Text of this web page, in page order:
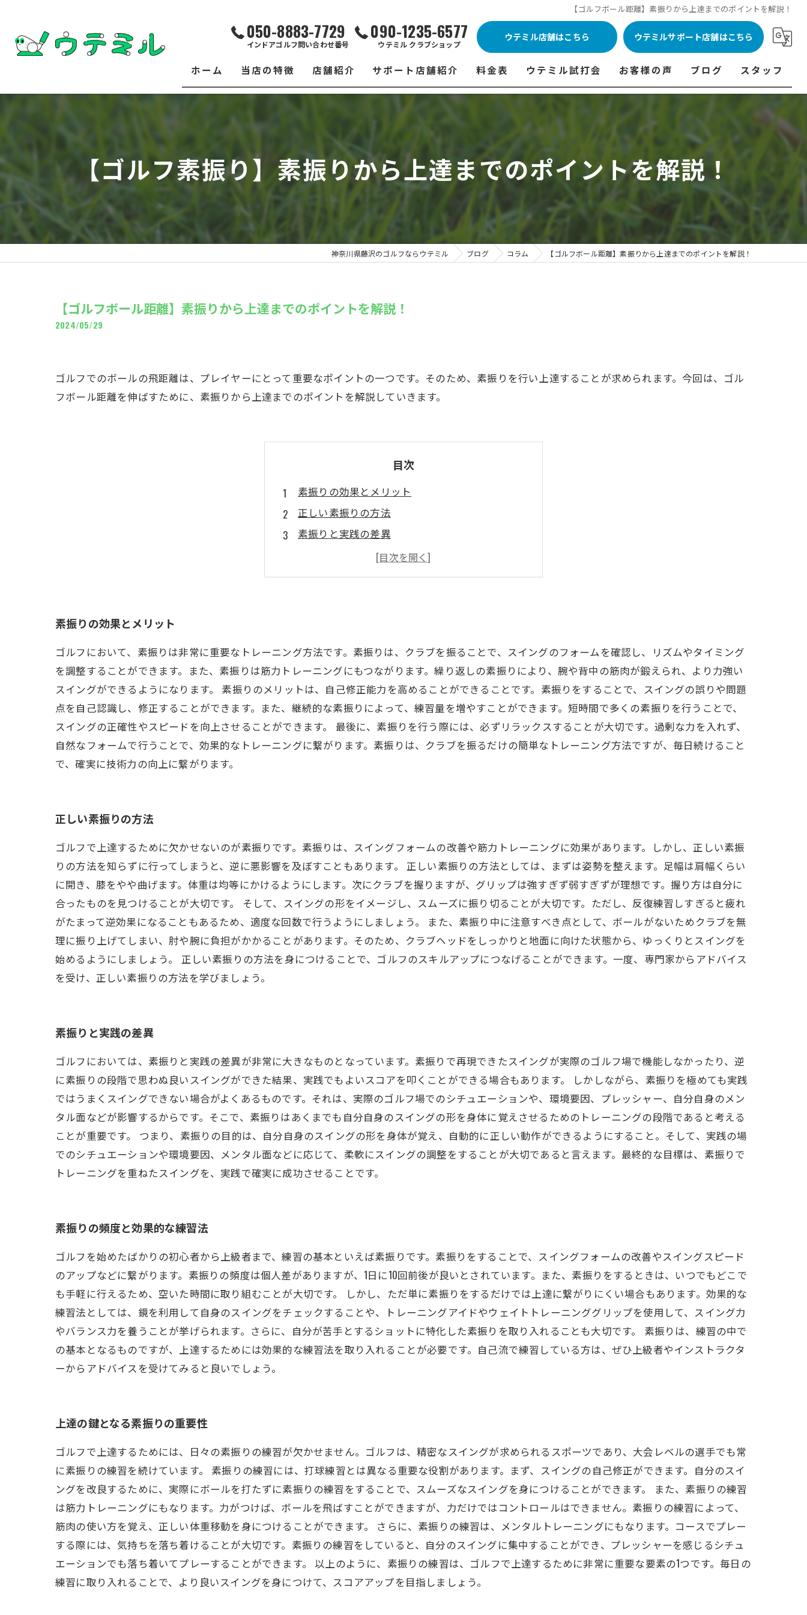
【ゴルフボール距離】素振りから上達までのポイントを解説！
050-8883-7729
インドアゴルフ問い合わせ番号
090-1235-6577
ウテミル クラブショップ
ウテミル店舗はこちら ウテミルサポート店舗はこちら
ホーム 当店の特徴
練習場
フィッティング
店舗紹介
ウテミル 浦安駅前店
市原インドアゴルフ
ウテミルスクール高崎店
サポート店舗紹介
シミュレーションゴルフ Caddy
スズヨンゴルフクラブ(SUZU4-GOLFCLUB)
料金表
浦安駅前店 料金表
市原インドアゴルフ 料金表
ウテミルスクール高崎店 料金表
サポート店舗 料金表
シミュレーションゴルフ Caddy 料金表
ウテミル試打会
ウテミル試打会とは・・・
ウテミル試打会日程
フィッテイング・試打会 商品ラインナップ一覧
よくある質問
試打会開催受付
お客様の声
フィッテイング・試打会参加者の声
ブログ スタッフ
代表あいさつ
【ゴルフ素振り】素振りから上達までのポイントを解説！
神奈川県藤沢のゴルフならウテミル ブログ コラム 【ゴルフボール距離】素振りから上達までのポイントを解説！
【ゴルフボール距離】素振りから上達までのポイントを解説！
2024/05/29
ゴルフでのボールの飛距離は、プレイヤーにとって重要なポイントの一つです。そのため、素振りを行い上達することが求められます。今回は、ゴル
フボール距離を伸ばすために、素振りから上達までのポイントを解説していきます。
目次
素振りの効果とメリット
正しい素振りの方法
素振りと実践の差異
素振りの頻度と効果的な練習法
上達の鍵となる素振りの重要性
素振りの効果とメリット
ゴルフにおいて、素振りは非常に重要なトレーニング方法です。素振りは、クラブを振ることで、スイングのフォームを確認し、リズムやタイミング
を調整することができます。また、素振りは筋力トレーニングにもつながります。繰り返しの素振りにより、腕や背中の筋肉が鍛えられ、より力強い
スイングができるようになります。 素振りのメリットは、自己修正能力を高めることができることです。素振りをすることで、スイングの誤りや問題
点を自己認識し、修正することができます。また、継続的な素振りによって、練習量を増やすことができます。短時間で多くの素振りを行うことで、
スイングの正確性やスピードを向上させることができます。 最後に、素振りを行う際には、必ずリラックスすることが大切です。過剰な力を入れず、
自然なフォームで行うことで、効果的なトレーニングに繋がります。素振りは、クラブを振るだけの簡単なトレーニング方法ですが、毎日続けること
で、確実に技術力の向上に繋がります。
正しい素振りの方法
ゴルフで上達するために欠かせないのが素振りです。素振りは、スイングフォームの改善や筋力トレーニングに効果があります。しかし、正しい素振
りの方法を知らずに行ってしまうと、逆に悪影響を及ぼすこともあります。 正しい素振りの方法としては、まずは姿勢を整えます。足幅は肩幅くらい
に開き、膝をやや曲げます。体重は均等にかけるようにします。次にクラブを握りますが、グリップは強すぎず弱すぎずが理想です。握り方は自分に
合ったものを見つけることが大切です。 そして、スイングの形をイメージし、スムーズに振り切ることが大切です。ただし、反復練習しすぎると疲れ
がたまって逆効果になることもあるため、適度な回数で行うようにしましょう。 また、素振り中に注意すべき点として、ボールがないためクラブを無
理に振り上げてしまい、肘や腕に負担がかかることがあります。そのため、クラブヘッドをしっかりと地面に向けた状態から、ゆっくりとスイングを
始めるようにしましょう。 正しい素振りの方法を身につけることで、ゴルフのスキルアップにつなげることができます。一度、専門家からアドバイス
を受け、正しい素振りの方法を学びましょう。
素振りと実践の差異
ゴルフにおいては、素振りと実践の差異が非常に大きなものとなっています。素振りで再現できたスイングが実際のゴルフ場で機能しなかったり、逆
に素振りの段階で思わぬ良いスイングができた結果、実践でもよいスコアを叩くことができる場合もあります。 しかしながら、素振りを極めても実践
ではうまくスイングできない場合がよくあるものです。それは、実際のゴルフ場でのシチュエーションや、環境要因、プレッシャー、自分自身のメン
タル面などが影響するからです。そこで、素振りはあくまでも自分自身のスイングの形を身体に覚えさせるためのトレーニングの段階であると考える
ことが重要です。 つまり、素振りの目的は、自分自身のスイングの形を身体が覚え、自動的に正しい動作ができるようにすること。そして、実践の場
でのシチュエーションや環境要因、メンタル面などに応じて、柔軟にスイングの調整をすることが大切であると言えます。最終的な目標は、素振りで
トレーニングを重ねたスイングを、実践で確実に成功させることです。
素振りの頻度と効果的な練習法
ゴルフを始めたばかりの初心者から上級者まで、練習の基本といえば素振りです。素振りをすることで、スイングフォームの改善やスイングスピード
のアップなどに繋がります。素振りの頻度は個人差がありますが、1日に10回前後が良いとされています。また、素振りをするときは、いつでもどこで
も手軽に行えるため、空いた時間に取り組むことが大切です。 しかし、ただ単に素振りをするだけでは上達に繋がりにくい場合もあります。効果的な
練習法としては、鏡を利用して自身のスイングをチェックすることや、トレーニングアイドやウェイトトレーニンググリップを使用して、スイング力
やバランス力を養うことが挙げられます。さらに、自分が苦手とするショットに特化した素振りを取り入れることも大切です。 素振りは、練習の中で
の基本となるものですが、上達するためには効果的な練習法を取り入れることが必要です。自己流で練習している方は、ぜひ上級者やインストラクタ
ーからアドバイスを受けてみると良いでしょう。
上達の鍵となる素振りの重要性
ゴルフで上達するためには、日々の素振りの練習が欠かせません。ゴルフは、精密なスイングが求められるスポーツであり、大会レベルの選手でも常
に素振りの練習を続けています。 素振りの練習には、打球練習とは異なる重要な役割があります。まず、スイングの自己修正ができます。自分のスイ
ングを改良するために、実際にボールを打たずに素振りの練習をすることで、スムーズなスイングを身につけることができます。 また、素振りの練習
は筋力トレーニングにもなります。力がつけば、ボールを飛ばすことができますが、力だけではコントロールはできません。素振りの練習によって、
筋肉の使い方を覚え、正しい体重移動を身につけることができます。 さらに、素振りの練習は、メンタルトレーニングにもなります。コースでプレー
する際には、気持ちを落ち着けることが大切です。素振りの練習をしていると、自分のスイングに集中することができ、プレッシャーを感じるシチュ
エーションでも落ち着いてプレーすることができます。 以上のように、素振りの練習は、ゴルフで上達するために非常に重要な要素の1つです。毎日の
練習に取り入れることで、より良いスイングを身につけて、スコアアップを目指しましょう。